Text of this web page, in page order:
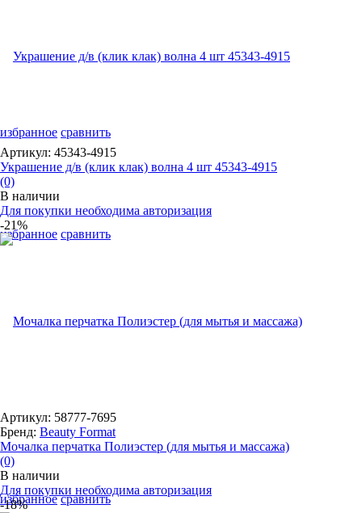
избранное сравнить
избранное сравнить
Артикул: 45343-4915
Украшение д/в (клик клак) волна 4 шт 45343-4915
(0)
В наличии
Для покупки необходима авторизация
-21%
избранное сравнить
Артикул: 58777-7695
Бренд: Beauty Format
Мочалка перчатка Полиэстер (для мытья и массажа)
(0)
В наличии
Для покупки необходима авторизация
-18%